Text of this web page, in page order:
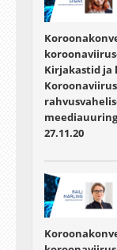
Kirjakastid ja
27.11.20